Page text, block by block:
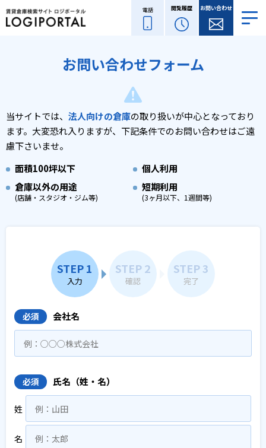
電話 閲覧履歴 お問い合わせ
お問い合わせフォーム
当サイトでは、 法人向けの倉庫の取り扱いが中心となっており
ます。 大変恐れ入りますが、下記条件でのお問い合わせはご遠
慮下さいませ。
面積100坪以下
個人利用
倉庫以外の用途
(店舗・スタジオ・ジム等)
短期利用
(3ヶ月以下、1週間等)
STEP 1
入力
STEP 2
確認
STEP 3
完了
必須 会社名
必須 氏名（姓・名）
姓
名